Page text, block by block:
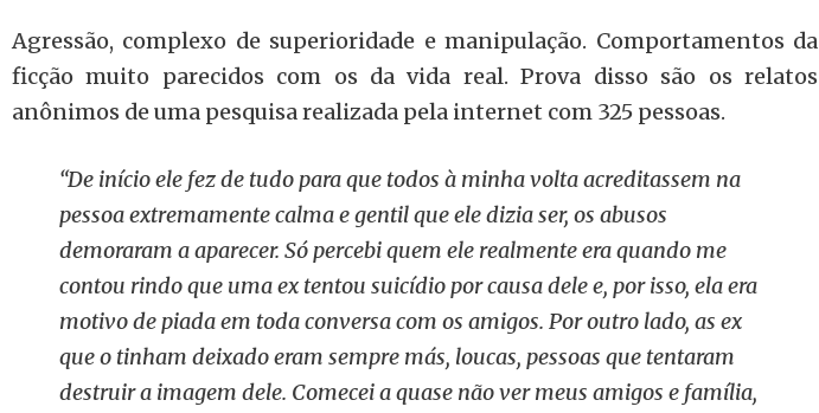
Agressão, complexo de superioridade e manipulação. Comportamentos da
ficção muito parecidos com os da vida real. Prova disso são os relatos
anônimos de uma pesquisa realizada pela internet com 325 pessoas.
“De início ele fez de tudo para que todos à minha volta acreditassem na
pessoa extremamente calma e gentil que ele dizia ser, os abusos
demoraram a aparecer. Só percebi quem ele realmente era quando me
contou rindo que uma ex tentou suicídio por causa dele e, por isso, ela era
motivo de piada em toda conversa com os amigos. Por outro lado, as ex
que o tinham deixado eram sempre más, loucas, pessoas que tentaram
destruir a imagem dele. Comecei a quase não ver meus amigos e família,